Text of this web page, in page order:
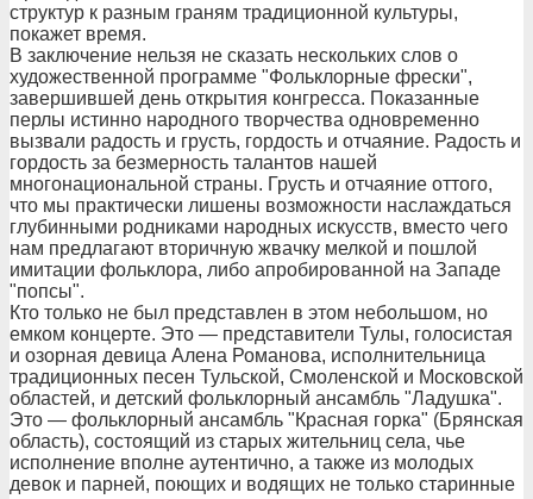
структур к разным граням традиционной культуры,
покажет время.
В заключение нельзя не сказать нескольких слов о
художественной программе "Фольклорные фрески",
завершившей день открытия конгресса. Показанные
перлы истинно народного творчества одновременно
вызвали радость и грусть, гордость и отчаяние. Радость и
гордость за безмерность талантов нашей
многонациональной страны. Грусть и отчаяние оттого,
что мы практически лишены возможности наслаждаться
глубинными родниками народных искусств, вместо чего
нам предлагают вторичную жвачку мелкой и пошлой
имитации фольклора, либо апробированной на Западе
"попсы".
Кто только не был представлен в этом небольшом, но
емком концерте. Это — представители Тулы, голосистая
и озорная девица Алена Романова, исполнительница
традиционных песен Тульской, Смоленской и Московской
областей, и детский фольклорный ансамбль "Ладушка".
Это — фольклорный ансамбль "Красная горка" (Брянская
область), состоящий из старых жительниц села, чье
исполнение вполне аутентично, а также из молодых
девок и парней, поющих и водящих не только старинные